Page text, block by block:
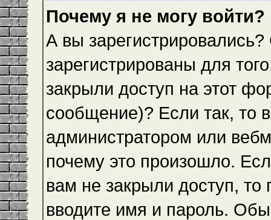
Почему я не могу войти?
А вы
зарегистрированы для
закрыли доступ на этот
сообщение)? Если так, то
администратором или
почему это произошло.
вам не закрыли доступ,
вводите имя и пароль.